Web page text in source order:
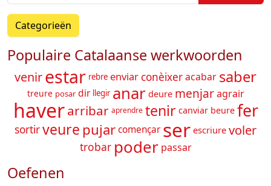
Categorieën
Populaire Catalaanse werkwoorden
venirestar rebre enviar conèixeracabar saber
treure posar dir llegir anar deure menjar agrair
haverarribar aprendre tenir canviar beure fer
sortirveurepujarcomençar ser escriure voler
trobar poder passar
Oefenen